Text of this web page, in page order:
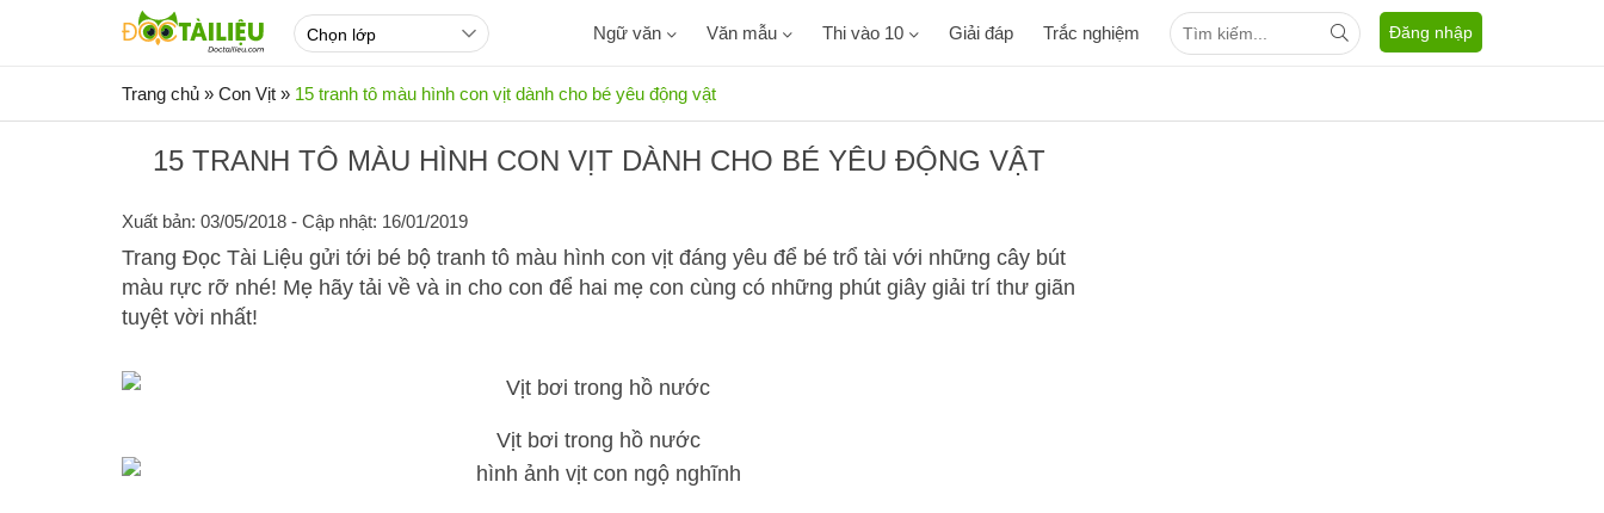
Ngữ văn Văn mẫu Thi vào 10 Giải đáp Trắc nghiệm Đăng nhập
Trang chủ » Con Vịt » 15 tranh tô màu hình con vịt dành cho bé yêu động vật
15 TRANH TÔ MÀU HÌNH CON VỊT DÀNH CHO BÉ YÊU ĐỘNG VẬT
Xuất bản: 03/05/2018 - Cập nhật: 16/01/2019
Trang Đọc Tài Liệu gửi tới bé bộ tranh tô màu hình con vịt đáng yêu để bé trổ tài với những cây bút
màu rực rỡ nhé! Mẹ hãy tải về và in cho con để hai mẹ con cùng có những phút giây giải trí thư giãn
tuyệt vời nhất!
Vịt bơi trong hồ nước